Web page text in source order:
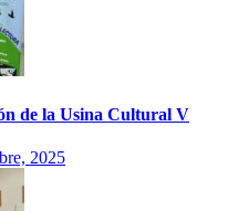
de la Usina Cultural V
2025